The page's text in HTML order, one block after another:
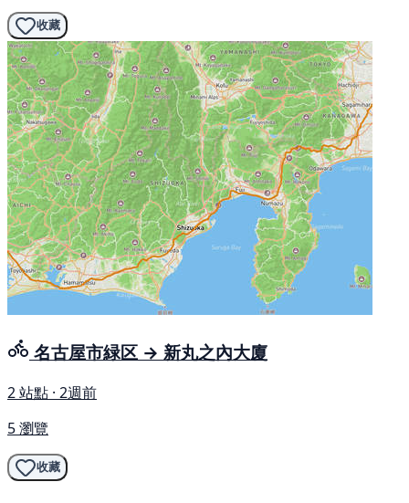
收藏
名古屋市緑区 → 新丸之內大廈
2 站點 · 2週前
5 瀏覽
收藏